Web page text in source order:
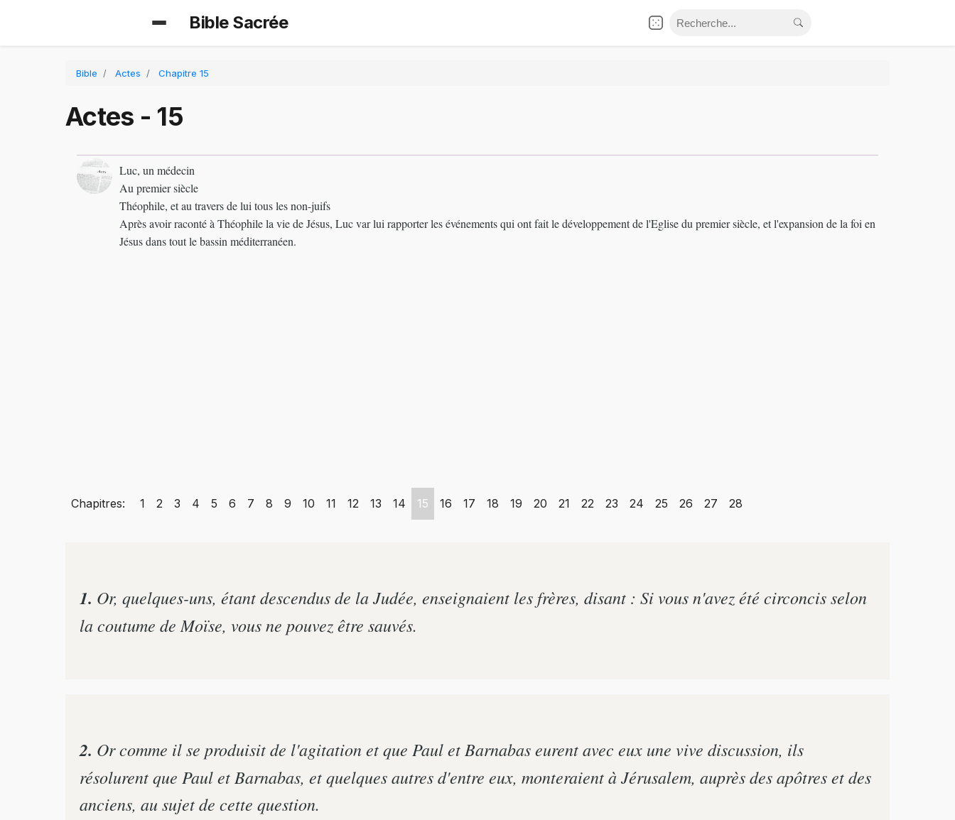
Bible Sacrée
Bible Actes Chapitre 15
Actes - 15
Luc, un médecin
Au premier siècle
Théophile, et au travers de lui tous les non-juifs
Après avoir raconté à Théophile la vie de Jésus, Luc var lui rapporter les événements qui ont fait le développement de l'Eglise du premier siècle, et l'expansion de la foi en
Jésus dans tout le bassin méditerranéen.
Chapitres: 1 2 3 4 5 6 7 8 9 10 11 12 13 14 15 16 17 18 19 20 21 22 23 24 25 26 27 28
1. Or, quelques-uns, étant descendus de la Judée, enseignaient les frères, disant : Si vous n'avez été circoncis selon
la coutume de Moïse, vous ne pouvez être sauvés.
2. Or comme il se produisit de l'agitation et que Paul et Barnabas eurent avec eux une vive discussion, ils
résolurent que Paul et Barnabas, et quelques autres d'entre eux, monteraient à Jérusalem, auprès des apôtres et des
anciens, au sujet de cette question.